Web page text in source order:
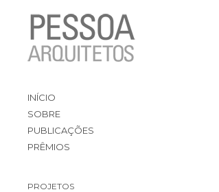
INÍCIO
SOBRE
PUBLICAÇÕES
PRÊMIOS
PROJETOS